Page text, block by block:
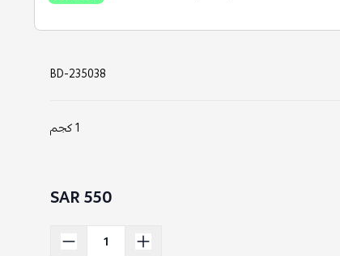
BD-235038
1 كجم
550 SAR